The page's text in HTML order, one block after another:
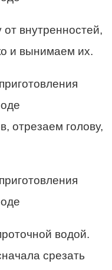
внутренностей,
и вынимаем их.
отрезаем голову,
водой.
срезать